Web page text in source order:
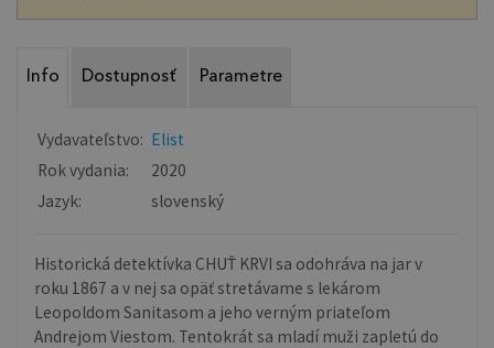
Info Dostupnosť Parametre
Vydavateľstvo: Elist
Rok vydania:
2020
Jazyk:
slovenský
Historická detektívka CHUŤ KRVI sa odohráva na jar v
roku 1867 a v nej sa opäť stretávame s lekárom
Leopoldom Sanitasom a jeho verným priateľom
Andrejom Viestom. Tentokrát sa mladí muži zapletú do